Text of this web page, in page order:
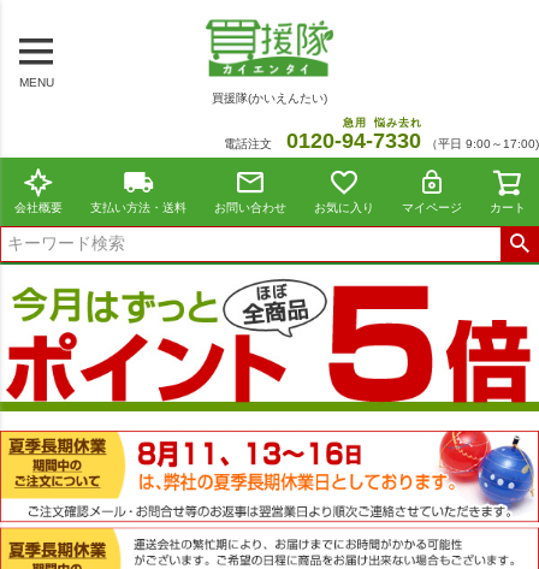
MENU
買援隊(かいえんたい)
電話注文 0120-94
急用
-7330
悩み去れ
（平日 9:00～17:00)
会社概要 支払い方法・送料 お問い合わせ お気に入り マイページ カート